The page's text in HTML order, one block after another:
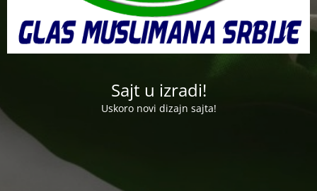
Sajt u izradi!
Uskoro novi dizajn sajta!